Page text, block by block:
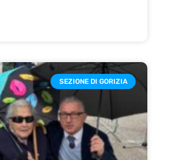
SEZIONE DI GORIZIA